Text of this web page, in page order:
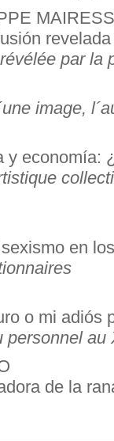
par la
image,
economía:
en
o mi adiós
personnel au
de la